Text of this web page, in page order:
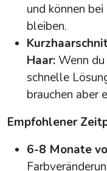
und können
bleiben.
Haar:Wenn
schnelle
brauchen aber
Empfohlener
6-8 Monate